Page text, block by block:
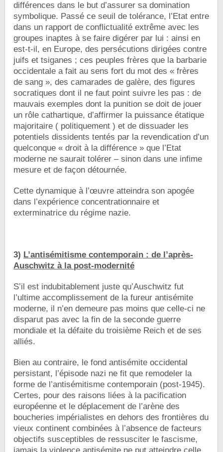
différences dans le but d’assurer sa domination
symbolique. Passé ce seuil de tolérance, l’Etat entre
dans un rapport de conflictualité extrême avec les
groupes inaptes à se faire digérer par lui : ainsi en
est-t-il, en Europe, des persécutions dirigées contre
juifs et tsiganes ; ces peuples frères que la barbarie
occidentale a fait au sens fort du mot des « frères
de sang », des camarades de galère, des figures
socratiques dont il ne faut point suivre les pas : de
mauvais exemples dont la punition se doit de jouer
un rôle cathartique, d’affirmer la puissance étatique
majoritaire ( politiquement ) et de dissuader les
potentiels dissidents tentés par la revendication d’un
quelconque « droit à la différence » que l’Etat
moderne ne saurait tolérer – sinon dans une infime
mesure et de façon détournée.
Cette dynamique à l’œuvre atteindra son apogée
dans l’expérience concentrationnaire et
exterminatrice du régime nazie.
3) L’antisémitisme contemporain : de l’après-
Auschwitz à la post-modernité
S’il est indubitablement juste qu’Auschwitz fut
l’ultime accomplissement de la fureur antisémite
moderne, il n’en demeure pas moins que celle-ci ne
disparut pas avec la fin de la seconde guerre
mondiale et la défaite du troisième Reich et de ses
alliés.
Bien au contraire, le fond antisémite occidental
persistant, l’épisode nazi ne fit que remodeler la
forme de l’antisémitisme contemporain (post-1945).
Certes, pour des raisons liées à la pacification
européenne et le déplacement de l’arène des
boucheries impérialistes en dehors des frontières du
vieux continent combinées à l’absence de facteurs
objectifs susceptibles de ressusciter le fascisme,